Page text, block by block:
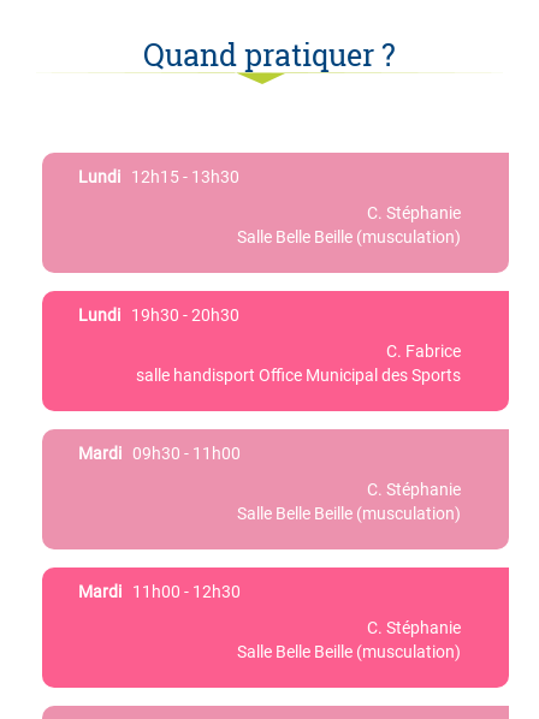
Quand pratiquer ?
Lundi 12h15 - 13h30
C. Stéphanie
Salle Belle Beille (musculation)
Lundi 19h30 - 20h30
C. Fabrice
salle handisport Office Municipal des Sports
Mardi 09h30 - 11h00
C. Stéphanie
Salle Belle Beille (musculation)
Mardi 11h00 - 12h30
C. Stéphanie
Salle Belle Beille (musculation)